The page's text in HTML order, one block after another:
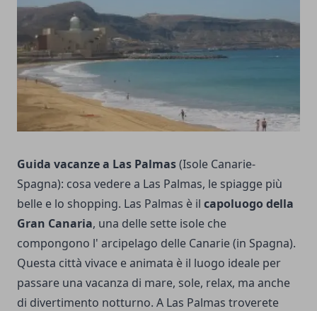
Guida vacanze a Las Palmas(Isole Canarie-
Spagna): cosa vedere a Las Palmas, le spiagge più
belle e lo shopping. Las Palmas è il capoluogo della
Gran Canaria, una delle sette isole che
compongono l' arcipelago delle Canarie (in Spagna).
Questa città vivace e animata è il luogo ideale per
passare una vacanza di mare, sole, relax, ma anche
di divertimento notturno. A Las Palmas troverete